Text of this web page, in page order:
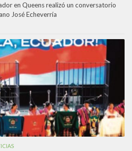
en Queens realizó un conversatorio
José Echeverría